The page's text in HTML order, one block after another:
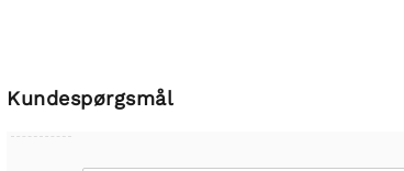
Kundespørgsmål